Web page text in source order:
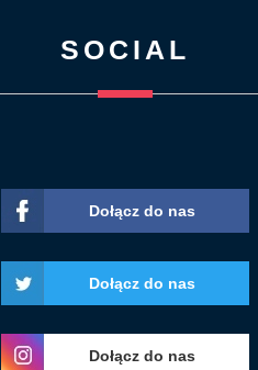
SOCIAL
Dołącz do nas
Dołącz do nas
Dołącz do nas